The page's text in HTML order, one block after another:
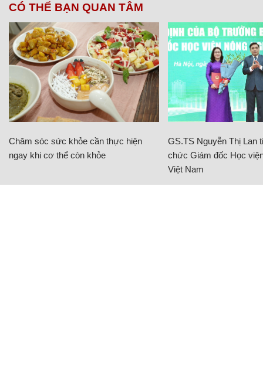
CÓ THỂ BẠN QUAN TÂM
Chăm sóc sức khỏe cần thực hiện
ngay khi cơ thể còn khỏe
GS.TS Nguyễn Thị Lan
chức Giám đốc Học
Việt Nam